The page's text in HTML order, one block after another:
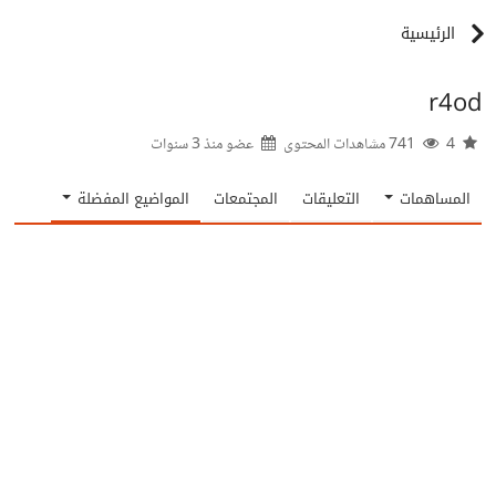
الرئيسية
r4od
عضو منذ3 سنوات
المساهمات التعليقات المجتمعات المواضيع المفضلة